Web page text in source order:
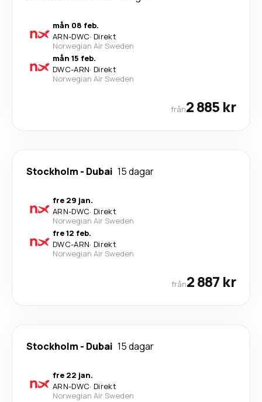
mån 08 feb.
ARN-DWC· Direkt
Norwegian Air Sweden
mån 15 feb.
DWC-ARN· Direkt
Norwegian Air Sweden
från2 885 kr
Stockholm - Dubai 15 dagar
fre 29 jan.
ARN-DWC· Direkt
Norwegian Air Sweden
fre 12 feb.
DWC-ARN· Direkt
Norwegian Air Sweden
från2 887 kr
Stockholm - Dubai 15 dagar
fre 22 jan.
ARN-DWC· Direkt
Norwegian Air Sweden